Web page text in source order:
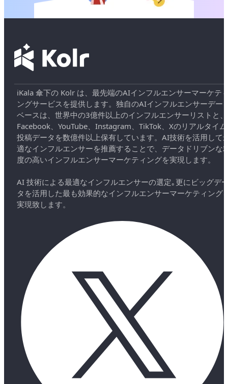
iKala 傘下の Kolr は、最先端のAIインフルエンサーマーケテ
ングサービスを提供します。独自のAIインフルエンサーデー
ベースは、世界中の3億件以上のインフルエンサーリストと、
Facebook、YouTube、Instagram、TikTok、Xのリアルタイム
投稿データを数億件以上保有しています。AI技術を活用して
適なインフルエンサーを推薦することで、データドリブンな
度の高いインフルエンサーマーケティングを実現します。
AI 技術による最適なインフルエンサーの選定｡更にビッグデ
タを活用した最も効果的なインフルエンサーマーケティング
実現致します。